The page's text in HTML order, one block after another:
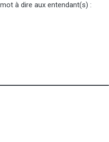
à dire aux entendant(s) :